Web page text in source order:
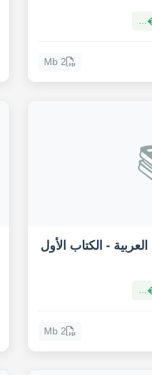
2 Mb
العربية - الكتاب الأول
2 Mb